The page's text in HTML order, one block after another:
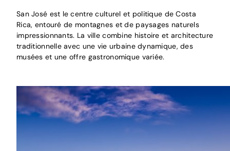
San José est le centre culturel et politique de Costa
Rica, entouré de montagnes et de paysages naturels
impressionnants. La ville combine histoire et architecture
traditionnelle avec une vie urbaine dynamique, des
musées et une offre gastronomique variée.